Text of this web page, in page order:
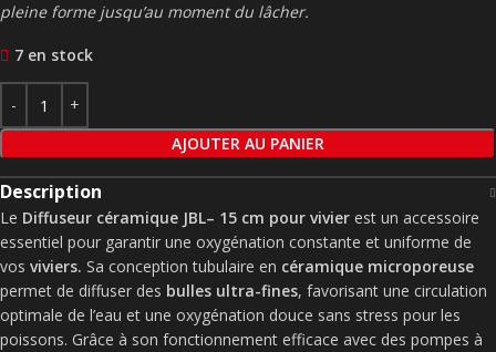
pleine forme jusqu’au moment du lâcher.
7 en stock
AJOUTER AU PANIER
Description
Le Diffuseur céramique JBL– 15 cm pour vivier est un accessoire
essentiel pour garantir une oxygénation constante et uniforme de
vos viviers. Sa conception tubulaire en céramique microporeuse
permet de diffuser des bulles ultra-fines, favorisant une circulation
optimale de l’eau et une oxygénation douce sans stress pour les
poissons. Grâce à son fonctionnement efficace avec des pompes à